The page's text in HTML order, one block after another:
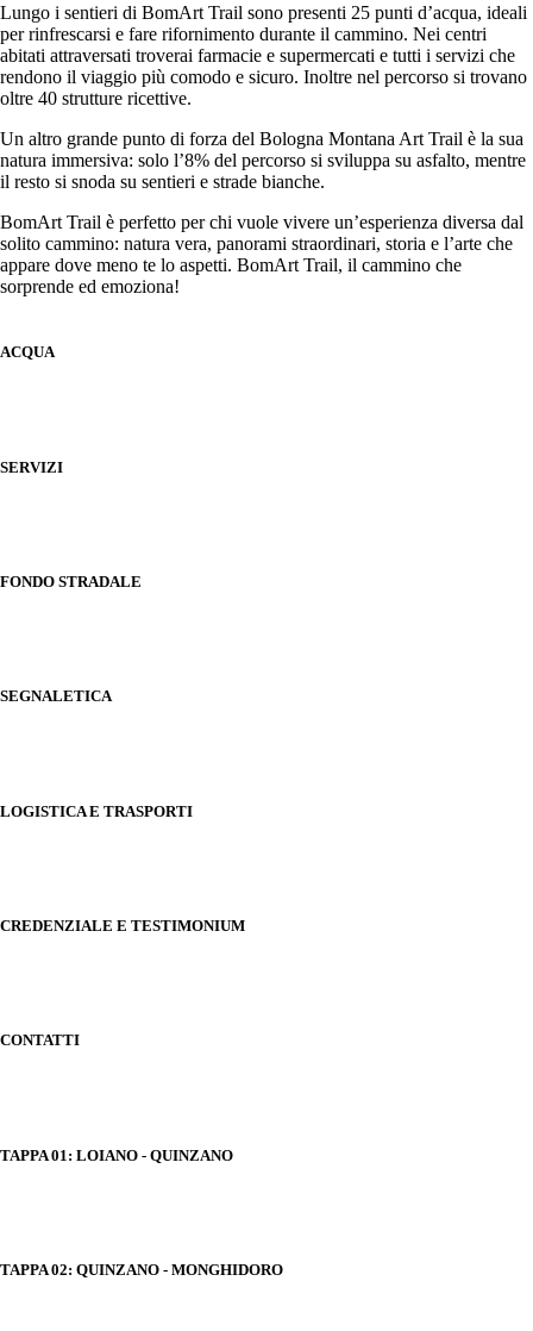
Lungo i sentieri di BomArt Trail sono presenti 25 punti d’acqua, ideali
per rinfrescarsi e fare rifornimento durante il cammino. Nei centri
abitati attraversati troverai farmacie e supermercati e tutti i servizi che
rendono il viaggio più comodo e sicuro. Inoltre nel percorso si trovano
oltre 40 strutture ricettive.
Un altro grande punto di forza del Bologna Montana Art Trail è la sua
natura immersiva: solo l’8% del percorso si sviluppa su asfalto, mentre
il resto si snoda su sentieri e strade bianche.
BomArt Trail è perfetto per chi vuole vivere un’esperienza diversa dal
solito cammino: natura vera, panorami straordinari, storia e l’arte che
appare dove meno te lo aspetti. BomArt Trail, il cammino che
sorprende ed emoziona!
ACQUA
SERVIZI
FONDO STRADALE
SEGNALETICA
LOGISTICA E TRASPORTI
CREDENZIALE E TESTIMONIUM
CONTATTI
TAPPA 01: LOIANO - QUINZANO
TAPPA 02: QUINZANO - MONGHIDORO